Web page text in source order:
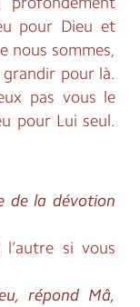
pour Dieu et
nous sommes,
grandir pour là.
pas vous le
pour Lui seul.
de la dévotion
si vous
répond Mâ,